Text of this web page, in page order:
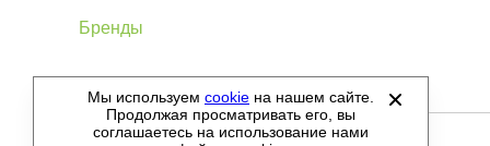
Бренды
©2012-2026 - Sellgroup.ru - все права защищены.
Мы используем cookie на нашем сайте.
Продолжая просматривать его, вы
соглашаетесь на использование нами